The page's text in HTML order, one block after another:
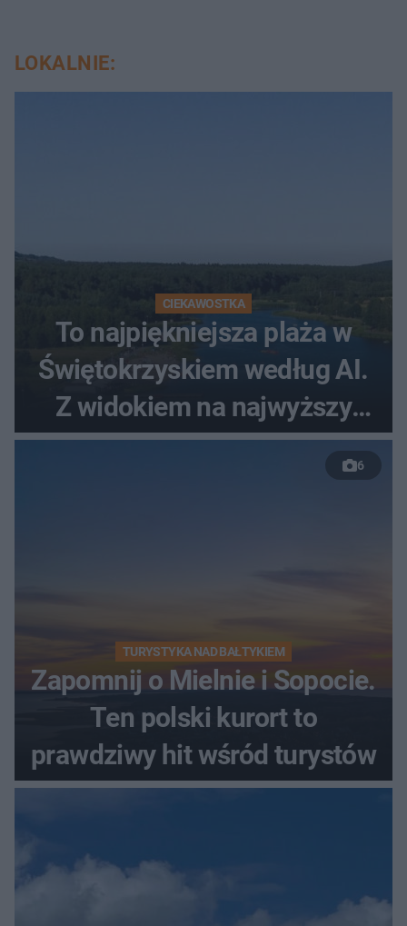
LOKALNIE:
CIEKAWOSTKA
To najpiękniejsza plaża w
Świętokrzyskiem według AI.
Z widokiem na najwyższy
szczyt Gór Świętokrzyskich
6
TURYSTYKA NAD BAŁTYKIEM
Zapomnij o Mielnie i Sopocie.
Ten polski kurort to
prawdziwy hit wśród turystów